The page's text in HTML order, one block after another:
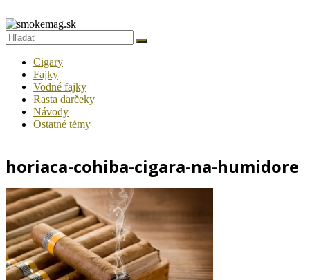
na
obsah
smokemag.sk
Fajčiarsky
magazín
pre
gurmánov
tabaku
Cigary
Fajky
Vodné fajky
Rasta darčeky
Návody
Ostatné témy
horiaca-cohiba-cigara-na-humidore